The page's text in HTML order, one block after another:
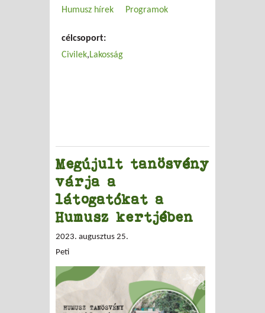
Humusz hírek
Programok
célcsoport:
Civilek Lakosság
Megújult tanösvény
várja a
látogatókat a
Humusz kertjében
2023. augusztus 25.
Peti